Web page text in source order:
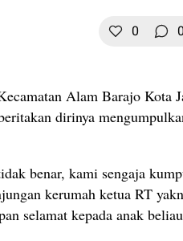
0 0
Alam Barajo Kota
dirinya
benar, kami sengaja
kerumah ketua RT
selamat kepada anak